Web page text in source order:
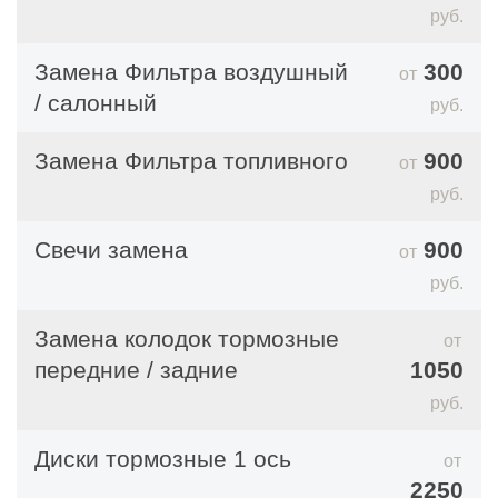
Для чего необходимо ТО
Любая техническая жидкость в автомобиле,
любые фильтры – это расходные материалы,
менять периодически – спустя установленное
производителем количество пройденных
километров. Если этого не делать, водитель
двигатель, коробка передач, тормозная система
руб.
Замена Фильтра воздушный
/ салонный
300
руб.
Замена Фильтра топливного 900
руб.
Свечи замена 900
руб.
Замена колодок тормозные
передние / задние
1050
руб.
Диски тормозные 1 ось
2250